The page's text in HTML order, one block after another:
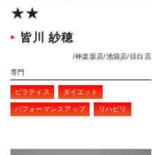
★★
皆川 紗穂
神楽坂店 池袋店 目白店
専門
ピラティス ダイエット
パフォーマンスアップ リハビリ